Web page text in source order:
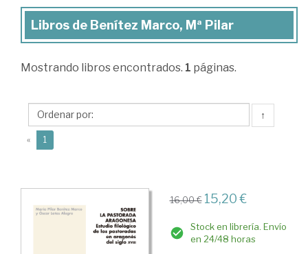
Libros
Benítez
Mª
Pilar
Libros de Benítez Marco, Mª Pilar
Mostrando libros encontrados. 1 páginas.
↑
« 1
16,00 € 15,20 €
Stock en librería. Envío
en 24/48 horas